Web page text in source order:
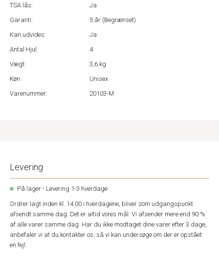
TSA lås:
Ja
Garanti:
5 år (Begrænset)
Kan udvides:
Ja
Antal Hjul:
4
Vægt:
3,6 kg
Køn:
Unisex
Varenummer:
20103-M
Levering
På lager - Levering 1-3 hverdage
Ordrer lagt inden kl. 14.00 i hverdagene, bliver som udgangspunkt
afsendt samme dag. Det er altid vores mål. Vi afsender mere end 90 %
af alle varer samme dag. Har du ikke modtaget dine varer efter 3 dage,
anbefaler vi at du kontakter os, så vi kan undersøge om der er opstået
en fejl.